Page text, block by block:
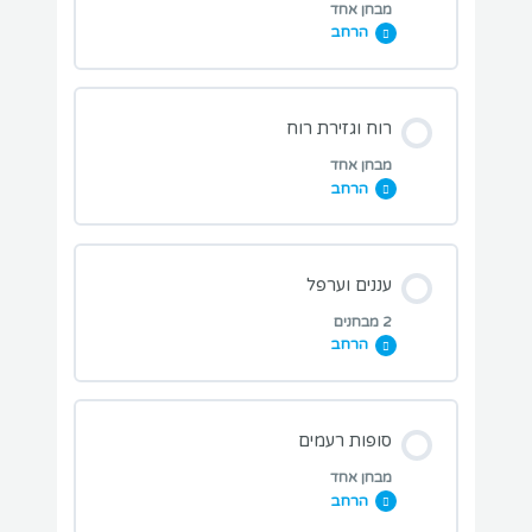
מבחן מערכות לחץ
מבחן אחד
הרחב
מבחני תרגול בנושא השיעור:
מבחן חזיתות
רוח וגזירת רוח
מבחן אחד
הרחב
מבחני תרגול בנושא השיעור:
מבחן רוח וגזירת רוח
עננים וערפל
2 מבחנים
הרחב
מבחני תרגול בנושא השיעור:
סופות רעמים
מבחן אחד
הרחב